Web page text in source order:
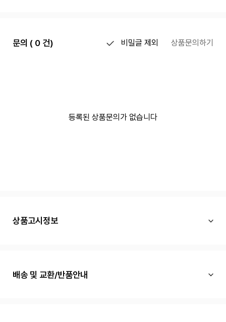
문의 ( 0 건) 비밀글 제외 상품문의하기
등록된 상품문의가 없습니다
상품고시정보
배송 및 교환/반품안내